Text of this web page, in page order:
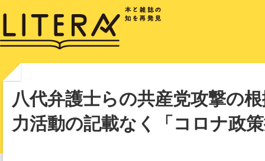
八代弁護士らの共産党攻撃の
力活動の記載なく「コロナ政